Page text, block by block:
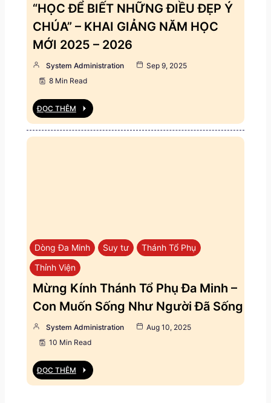
“HỌC ĐỂ BIẾT NHỮNG ĐIỀU ĐẸP Ý
CHÚA” – KHAI GIẢNG NĂM HỌC
MỚI 2025 – 2026
System Administration
Sep 9, 2025
8 Min Read
ĐỌC THÊM
Dòng Đa Minh Suy tư
Thánh Tổ Phụ
Thỉnh Viện
Mừng Kính Thánh Tổ Phụ Đa Minh –
Con Muốn Sống Như Người Đã Sống
System Administration
Aug 10, 2025
10 Min Read
ĐỌC THÊM